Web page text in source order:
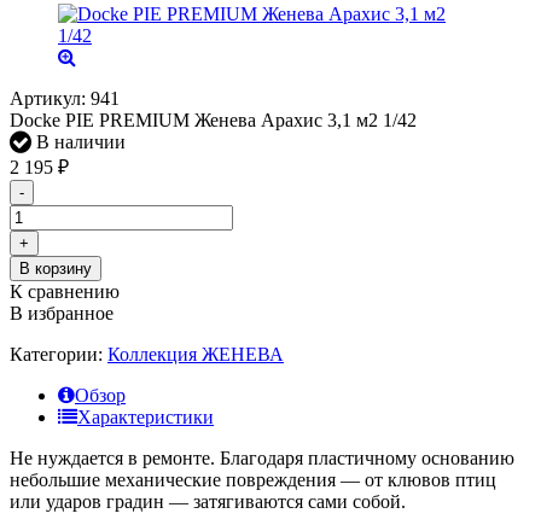
Артикул: 941
Docke PIE PREMIUM Женева Арахис 3,1 м2 1/42
В наличии
2 195 ₽
-
+
В корзину
К сравнению
В избранное
Категории: Коллекция ЖЕНЕВА
Обзор
Характеристики
Не нуждается в ремонте. Благодаря пластичному основанию
небольшие механические повреждения — от клювов птиц
или ударов градин — затягиваются сами собой.